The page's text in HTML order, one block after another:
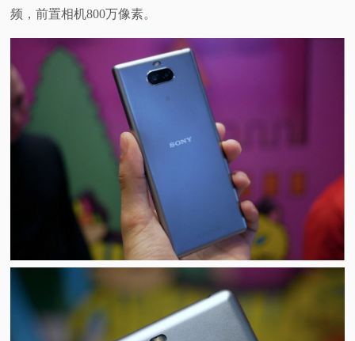
频，前置相机800万像素。